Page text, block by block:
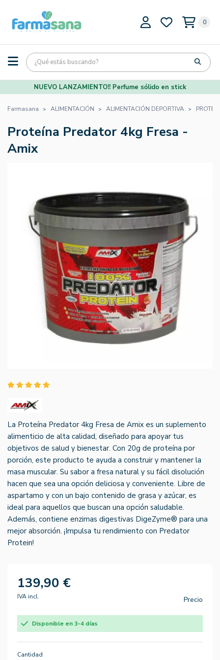
0
NUEVO LANZAMIENTO!! Perfume sólido en stick
Farmasana ALIMENTACIÓN ALIMENTACIÓN DEPORTIVA
Proteína Predator 4kg Fresa -
Amix
La Proteína Predator 4kg Fresa de Amix es un suplemento
alimenticio de alta calidad, diseñado para apoyar tus
objetivos de salud y bienestar. Con 20g de proteína por
porción, este producto te ayuda a construir y mantener la
masa muscular. Su sabor a fresa natural y su fácil disolución
hacen que sea una opción deliciosa y conveniente. Libre de
aspartamo y con un bajo contenido de grasa y azúcar, es
ideal para aquellos que buscan una opción saludable.
Además, contiene enzimas digestivas DigeZyme® para una
mejor absorción. ¡Impulsa tu rendimiento con Predator
Protein!
139,90 €
IVA incl. Precio
Disponible en 3-4 días
Cantidad